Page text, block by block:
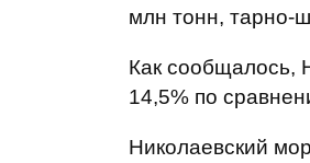
млн тонн, тарно-
Как сообщалось,
14,5% по
Николаевский